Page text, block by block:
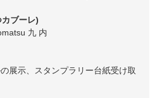
ブーレ)
九 内
展示、スタンプラリー台紙受け取